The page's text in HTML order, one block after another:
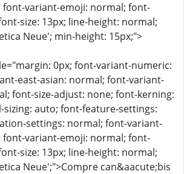
variant-emoji: normal; font-
size: 13px; line-height: normal;
Neue'; min-height: 15px;">
0px; font-variant-numeric:
east-asian: normal; font-variant-
font-size-adjust: none; font-kerning:
auto; font-feature-settings:
settings: normal; font-variant-
variant-emoji: normal; font-
size: 13px; line-height: normal;
Neue';">Compre can&aacute;bis